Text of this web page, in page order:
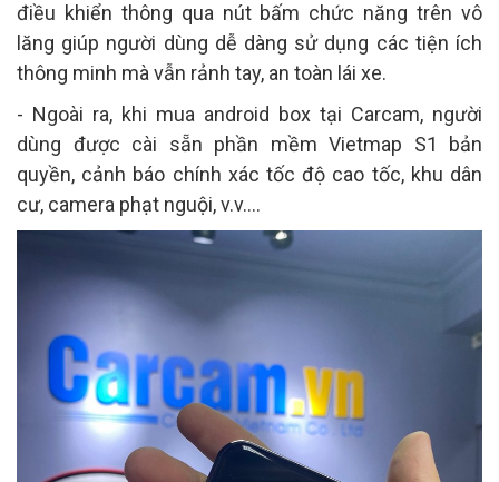
điều khiển thông qua nút bấm chức năng trên vô
lăng giúp người dùng dễ dàng sử dụng các tiện ích
thông minh mà vẫn rảnh tay, an toàn lái xe.
- Ngoài ra, khi mua android box tại Carcam, người
dùng được cài sẵn phần mềm Vietmap S1 bản
quyền, cảnh báo chính xác tốc độ cao tốc, khu dân
cư, camera phạt nguội, v.v....